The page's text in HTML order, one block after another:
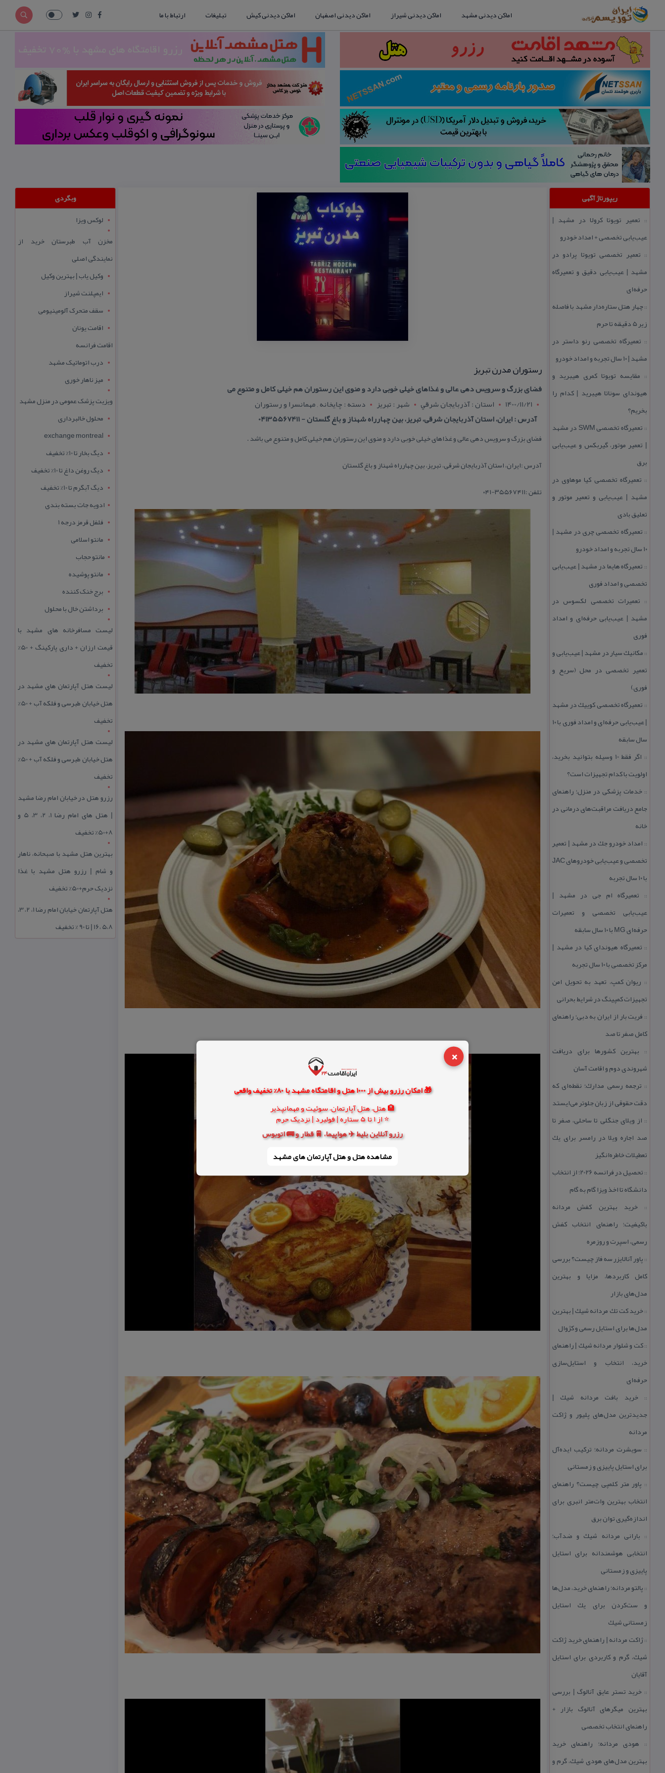
×
🎁 امکان رزرو بیش از 1000 هتل و اقامتگاه مشهد با 80% تخفیف واقعی
🏨 هتل، هتل آپارتمان، سوئیت و مهمانپذیر
⭐ از 1 تا 5 ستاره | فولبرد | نزدیک حرم
رزرو آنلاین بلیط ✈️ هواپیما، 🚆 قطار و 🚌 اتوبوس
مشاهده هتل و هتل‌ آپارتمان های مشهد
اماکن دیدنی مشهد اماکن دیدنی شیراز اماکن دیدنی اصفهان اماکن دیدنی کیش تبلیغات ارتباط با ما
ریپورتاژ آگهی
:: تعمیر تویوتا كرولا در مشهد |
عیب‌یابی تخصصی + امداد خودرو
:: تعمیر تخصصی تویوتا پرادو در
مشهد | عیب‌یابی دقیق و تعمیرگاه
حرفه‌ای
::چهار هتل‌ ستاره‌دار مشهد با فاصله
زیر 5 دقیقه تا حرم
:: تعمیرگاه تخصصی رنو داستر در
مشهد | ۱۰ سال تجربه و امداد خودرو
:: مقایسه تویوتا كمری هیبرید و
هیوندای سوناتا هیبرید | كدام را
بخریم؟
::
تعمیرگاه تخصصی SWM در مشهد
| تعمیر موتور، گیربكس و عیب‌یابی
برق
:: تعمیرگاه تخصصی كیا موهاوی در
مشهد | عیب‌یابی و تعمیر موتور و
تعلیق بادی
:: تعمیرگاه تخصصی چری در مشهد |
۱۰ سال تجربه و امداد خودرو
:: تعمیرگاه هایما در مشهد | عیب‌یابی
تخصصی و امداد فوری
:: تعمیرات تخصصی لكسوس در
مشهد | عیب‌یابی حرفه‌ای و امداد
فوری
:: مكانیك سیار در مشهد | عیب‌یابی و
تعمیر تخصصی در محل (سریع و
فوری)
:: تعمیرگاه تخصصی كوییك در مشهد
| عیب‌یابی حرفه‌ای و امداد فوری با ۱۰
سال سابقه
::
اگر فقط 10 وسیله بتوانید بخرید،
اولویت با كدام تجهیزات است؟
:: خدمات پزشكی در منزل؛ راهنمای
جامع دریافت مراقبت‌های درمانی در
خانه
:: امداد خودرو جك در مشهد | تعمیر
تخصصی و عیب‌یابی خودروهای JAC
با ۱۰ سال تجربه
:: تعمیرگاه ام جی در مشهد |
عیب‌یابی تخصصی و تعمیرات
حرفه‌ای MG با ۱۰ سال سابقه
:: تعمیرگاه هیوندای كیا در مشهد |
مركز تخصصی با ۱۰ سال تجربه
:: ریوان كمپ، تعهد به تحویل امن
تجهیزات كمپینگ در شرایط بحرانی
:: فریت بار از ایران به دبی؛ راهنمای
كامل صفر تا صد
:: بهترین كشورها برای دریافت
شهروندی دوم و اقامت آسان
:: ترجمه رسمی مدارك؛ نقطه‌ای كه
دقت حقوقی از زبان جلوتر می‌ایستد
:: از ویلای جنگلی تا ساحلی، صفر تا
صد اجاره ویلا در رامسر برای یك
تعطیلات خاطره‌انگیز
::
تحصیل در فرانسه 2026؛ از انتخاب
دانشگاه تا اخذ ویزا گام به گام
::خرید بهترین كفش مردانه
باكیفیت؛ راهنمای انتخاب كفش
رسمی، اسپرت و روزمره
:: پاور آنالایزر سه فاز چیست؟ بررسی
كامل كاربردها، مزایا و بهترین
مدل‌های بازار
::خرید كت تك مردانه شیك | بهترین
مدل‌ها برای استایل رسمی و كژوال
::كت و شلوار مردانه شیك | راهنمای
خرید، انتخاب و استایل‌سازی
حرفه‌ای
::خرید بافت مردانه شیك |
جدیدترین مدل‌های پلیور و ژاكت
مردانه
:: سویشرت مردانه؛ تركیب ایده‌آل
برای استایل پاییزی و زمستانی
:: پاور متر كلمپی چیست؟ راهنمای
انتخاب بهترین وات‌متر انبری برای
اندازه‌گیری توان برق
:: بارانی مردانه شیك و ضدآب؛
انتخابی هوشمندانه برای استایل
پاییزی و زمستانی
:: پالتو مردانه؛ راهنمای خرید، مدل‌ها
و ست‌كردن برای یك استایل
زمستانی شیك
::ژاكت مردانه | راهنمای خرید ژاكت
شیك، گرم و كاربردی برای استایل
آقایان
:: خرید تستر عایق آنالوگ | بررسی
بهترین میگرهای آنالوگ بازار +
راهنمای انتخاب تخصصی
:: هودی مردانه؛ راهنمای خرید
بهترین مدل‌های هودی شیك، گرم و
رستوران مدرن تبریز
فضای بزرگ و سرویس دهی عالی و غذاهای خیلی خوبی دارد و منوی این رستوران هم خیلی كامل و متنوع می
1400/11/21
استان : آذربايجان شرقي شهر : تبريز
دسته : چایخانه , مهمانسرا و رستوران
آدرس : ایران، استان آذربایجان شرقی، تبریز، بین چهارراه شهناز و باغ گلستان - 04135567411
فضای بزرگ و سرویس دهی عالی و غذاهای خیلی خوبی دارد و منوی این رستوران هم خیلی كامل و متنوع می باشد .
آدرس :ایران، استان آذربایجان شرقی، تبریز، بین چهارراه شهناز و باغ گلستان
تلفن :۳۵۵۶۷۴۱۱-۰۴۱
وبگردی
لوکس ویزا
مخزن آب طبرستان خرید از
نمایندگی اصلی
وکیل یاب | بهترین وکیل
ایمپلنت شیراز
سقف متحرک آلومینیومی
اقامت یونان
اقامت فرانسه
درب اتوماتیک مشهد
میز ناهار خوری
ویزیت پزشک عمومی در منزل مشهد
محلول خالبرداری
exchange montreal
دیگ بخار تا 10% تخفیف
دیگ روغن داغ تا 10% تخفیف
دیگ آبگرم تا 10% تخفیف
ادویه جات بسته بندی
فلفل قرمز درجه 1
مانتو اسلامی
مانتو حجاب
مانتو پوشیده
برج خنک کننده
برداشتن خال با محلول
لیست مسافرخانه های مشهد با
قیمت ارزان + داری پارکینگ + 50%
تخفیف
لیست هتل آپارتمان های مشهد در
هتل خیابان طبرسی و فلکه آب + 50%
تخفیف
لیست هتل آپارتمان های مشهد در
هتل خیابان طبرسی و فلکه آب + 50%
تخفیف
رزرو هتل در خیابان امام رضا مشهد
| هتل‌ های امام رضا 1، 2، 3، 5 و
8+50% تخفیف
بهترین هتل مشهد با صبحانه، ناهار
و شام | رزرو هتل مشهد با غذا
نزدیک حرم+50% تخفیف
هتل آپارتمان خیابان امام رضا 1، 2، 3،
5،8 ،16 | تا 90 % تخفیف